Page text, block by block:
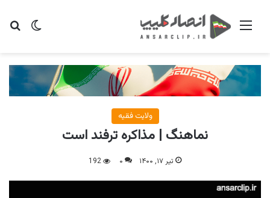
تغییر منو
ولایت فقیه
نماهنگ | مذاکره ترفند است
تیر ۱۷, ۱۴۰۰ ۰ 192
نمایشگر
ویدیو